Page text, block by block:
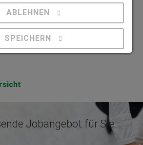
Jobangebot für Sie
ABLEHNEN
SPEICHERN